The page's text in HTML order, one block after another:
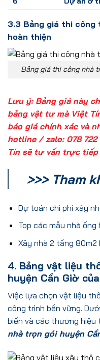
3.3 Bảng giá thi công
hoàn thiện
Bảng giá thi công nhà
Lưu ý: Bảng giá này
bảng vật tư mà Việt
báo giá chính xác và
hotline / zalo: 078 722
Tín sẽ tư vấn trực tiếp
>>> Tham
Dự toán chi phí xây
Top các mẫu nhà
Xây nhà 2 tầng
4. Bảng vật liệu
huyện Cần Giờ
Việc lựa chọn vật liệu
công trình bền vững.
biến và các thương
nhà trọn gói huyện